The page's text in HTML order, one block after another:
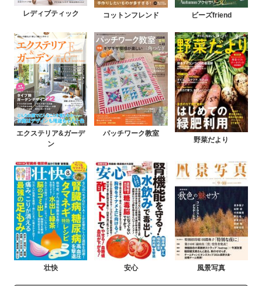
レディブティック コットンフレンド ビーズfriend
エクステリア&ガーデ
ン
パッチワーク教室
野菜だより
壮快 安心 風景写真